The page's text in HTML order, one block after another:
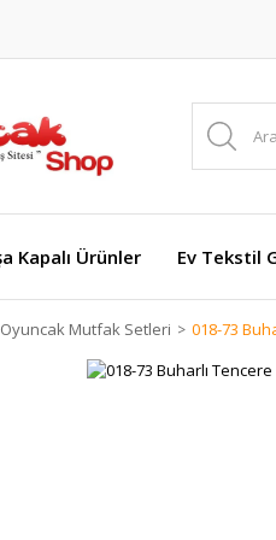
Kapalı Ürünler Ev Tekstil
Oyuncak Mutfak Setleri 018-73